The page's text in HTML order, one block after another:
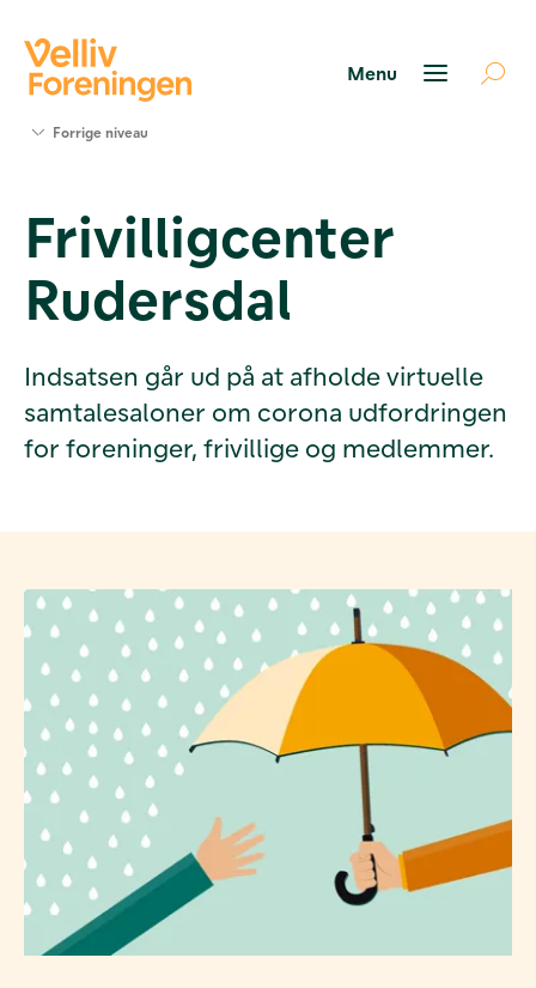
Værktøjer
og viden
Om Velliv
Foreningen
Forrige niveau
Frivilligcenter
Rudersdal
Indsatsen går ud på at afholde virtuelle
samtalesaloner om corona udfordringen
for foreninger, frivillige og medlemmer.